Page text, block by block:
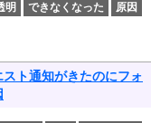
明 できなくなった 原因
ト通知がきたのにフォ